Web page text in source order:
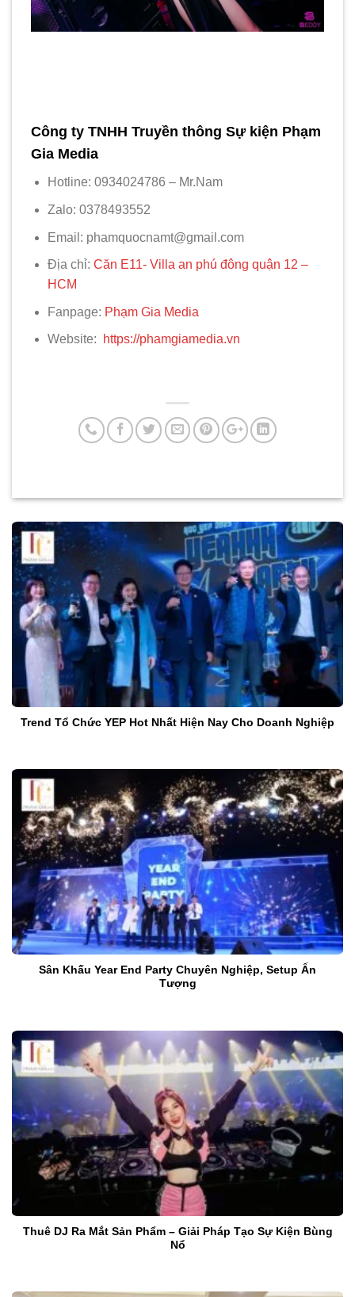
Công ty TNHH Truyền thông Sự kiện Phạm
Gia Media
Hotline: 0934024786 – Mr.Nam
Zalo: 0378493552
Email: phamquocnamt@gmail.com
Địa chỉ: Căn E11- Villa an phú đông quận 12 –
HCM
Fanpage: Phạm Gia Media
Website: https://phamgiamedia.vn
Trend Tổ Chức YEP Hot Nhất Hiện Nay Cho Doanh Nghiệp
Sân Khấu Year End Party Chuyên Nghiệp, Setup Ấn
Tượng
Thuê DJ Ra Mắt Sản Phẩm – Giải Pháp Tạo Sự Kiện Bùng
Nổ